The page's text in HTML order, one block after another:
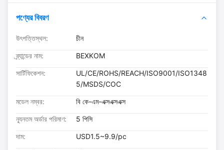
পণ্যের বিবরণ
উৎপত্তিস্থল: চীন
ব্র্যান্ডের নাম: BEXKOM
সার্টিফিকেশন:
UL/CE/ROHS/REACH/ISO9001/ISO1348
5/MSDS/COC
মডেল নম্বর: বি কে-এম-এক্সএক্সএক্স
ন্যূনতম অর্ডার পরিমাণ: 5 পিসি
দাম: USD1.5~9.9/pc